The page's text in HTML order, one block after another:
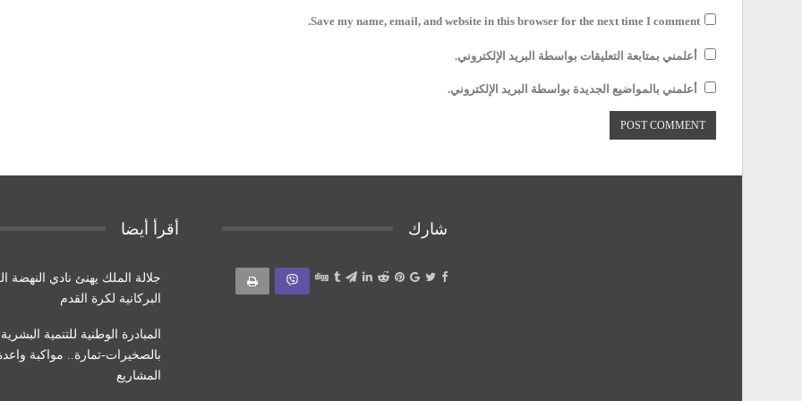
Save my name, email, and website in this browser for the next time I comment.
أعلمني بمتابعة التعليقات بواسطة البريد الإلكتروني.
أعلمني بالمواضيع الجديدة بواسطة البريد الإلكتروني.
شارك أقرأ أيضا
جلالة الملك يهنئ نادي النهضة
البركانية لكرة القدم
المبادرة الوطنية للتنمية البشرية
بالصخيرات-تمارة.. مواكبة
المشاريع